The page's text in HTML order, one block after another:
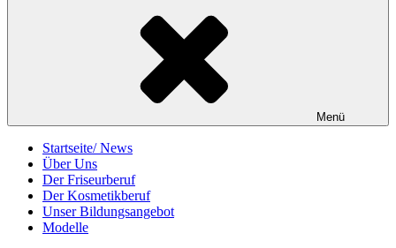
Menü
Startseite/ News
Über Uns
Der Friseurberuf
Der Kosmetikberuf
Unser Bildungsangebot
Modelle